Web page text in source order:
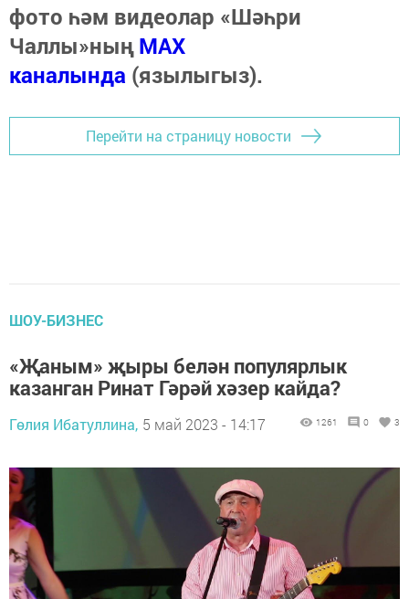
фото һәм видеолар «Шәһри
Чаллы»ныңMAX
каналында (язылыгыз).
Перейти на страницу новости
ШОУ-БИЗНЕС
«Җаным» җыры белән популярлык
казанган Ринат Гәрәй хәзер кайда?
Гөлия Ибатуллина, 5 май 2023 - 14:17 1261 0 3